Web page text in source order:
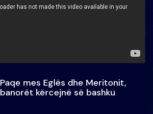
Paqe mes Eglës dhe Meritonit,
banorët kërcejnë së bashku